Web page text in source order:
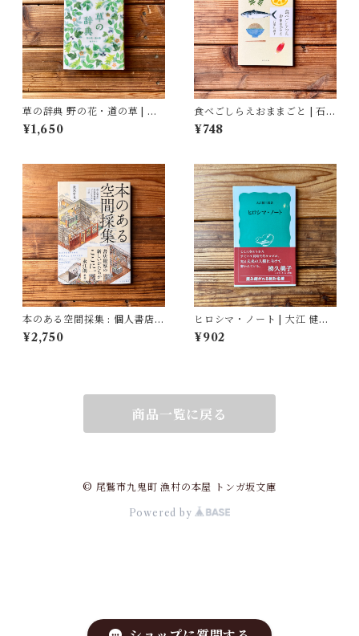
草の辞典 野の花・道の草 | 森
乃おと, ささきみえこ（イラス
ト）
¥1,650
食べごしらえおままごと | 石牟
礼 道子
¥748
本のある空間採集 : 個人書店・
私設図書館・ブックカフェの
寸法 | 政木 哲也
¥2,750
ヒロシマ・ノート | 大江 健三
郎
¥902
商品一覧に戻る
© 尾鷲市九鬼町 漁村の本屋 トンガ坂文庫
Powered by